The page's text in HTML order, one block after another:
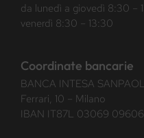
da lunedì a giovedì 8:30 –
venerdì 8:30 – 13:30
Coordinate bancarie
BANCA INTESA
Ferrari, 10 – Milano
IBAN IT87L 03069